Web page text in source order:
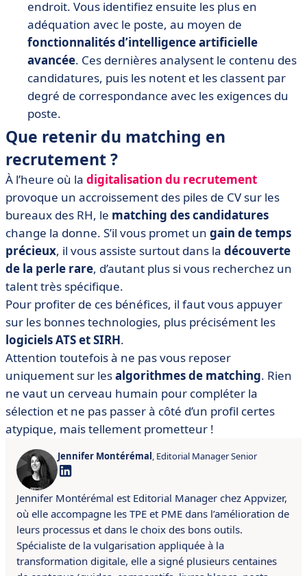
endroit. Vous identifiez ensuite les plus en
adéquation avec le poste, au moyen de
fonctionnalités d’intelligence artificielle
avancée. Ces dernières analysent le contenu des
candidatures, puis les notent et les classent par
degré de correspondance avec les exigences du
poste.
Que retenir du matching en
recrutement ?
À l’heure où la digitalisation du recrutement
provoque un accroissement des piles de CV sur les
bureaux des RH, le matching des candidatures
change la donne. S’il vous promet un gain de temps
précieux, il vous assiste surtout dans la découverte
de la perle rare, d’autant plus si vous recherchez un
talent très spécifique.
Pour profiter de ces bénéfices, il faut vous appuyer
sur les bonnes technologies, plus précisément les
logiciels ATS et SIRH.
Attention toutefois à ne pas vous reposer
uniquement sur lesalgorithmes de matching. Rien
ne vaut un cerveau humain pour compléter la
sélection et ne pas passer à côté d’un profil certes
atypique, mais tellement prometteur !
Jennifer Montérémal, Editorial Manager Senior
Jennifer Montérémal est Editorial Manager chez Appvizer,
où elle accompagne les TPE et PME dans l’amélioration de
leurs processus et dans le choix des bons outils.
Spécialiste de la vulgarisation appliquée à la
transformation digitale, elle a signé plusieurs centaines